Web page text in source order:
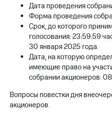
МТС
о технологиях
Достижения
Интервью
Финансовая
отчетность
Контакты
Дата проведения
Форма проведения
Срок, до которого
голосования: 23:59:59
30 января 2025 года.
Дата, на которую
имеющие право на
собрании акционеров:
Вопросы повестки дня
акционеров.